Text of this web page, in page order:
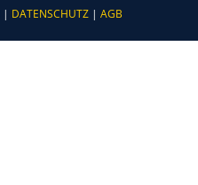
| DATENSCHUTZ | AGB